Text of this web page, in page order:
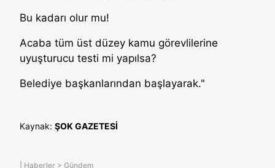
Bu kadarı olur mu!
Acaba tüm üst düzey kamu görevlilerine
uyuşturucu testi mi yapılsa?
Belediye başkanlarından başlayarak."
Kaynak: ŞOK GAZETESİ
Haberler > Gündem